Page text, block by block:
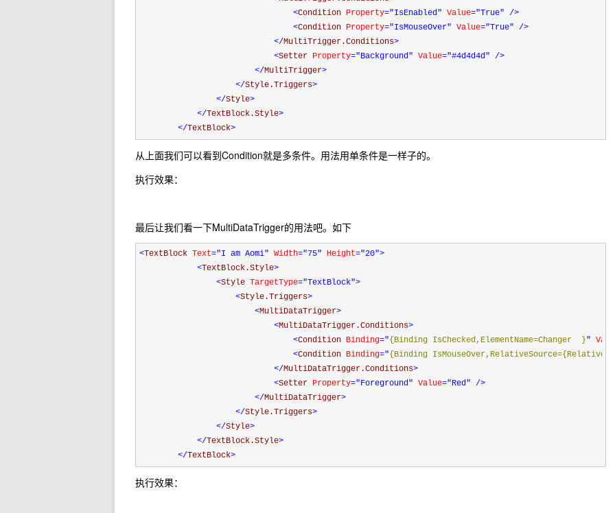
<Condition Property="IsEnabled" Value="True" />
<Condition Property="IsMouseOver" Value="True" />
</MultiTrigger.Conditions>
<Setter Property="Background" Value="#4d4d4d" />
</MultiTrigger>
</Style.Triggers>
</Style>
</TextBlock.Style>
</TextBlock>
从上面我们可以看到Condition就是多条件。用法用单条件是一样子的。
执行效果：
最后让我们看一下MultiDataTrigger的用法吧。如下
<TextBlock Text="I am Aomi" Width="75" Height="20">
<TextBlock.Style>
<Style TargetType="TextBlock">
<Style.Triggers>
<MultiDataTrigger>
<MultiDataTrigger.Conditions>
<Condition Binding="{Binding IsChecked,ElementName=Changer  }"
<Condition Binding="{Binding
</MultiDataTrigger.Conditions>
<Setter Property="Foreground" Value="Red" />
</MultiDataTrigger>
</Style.Triggers>
</Style>
</TextBlock.Style>
</TextBlock>
执行效果：